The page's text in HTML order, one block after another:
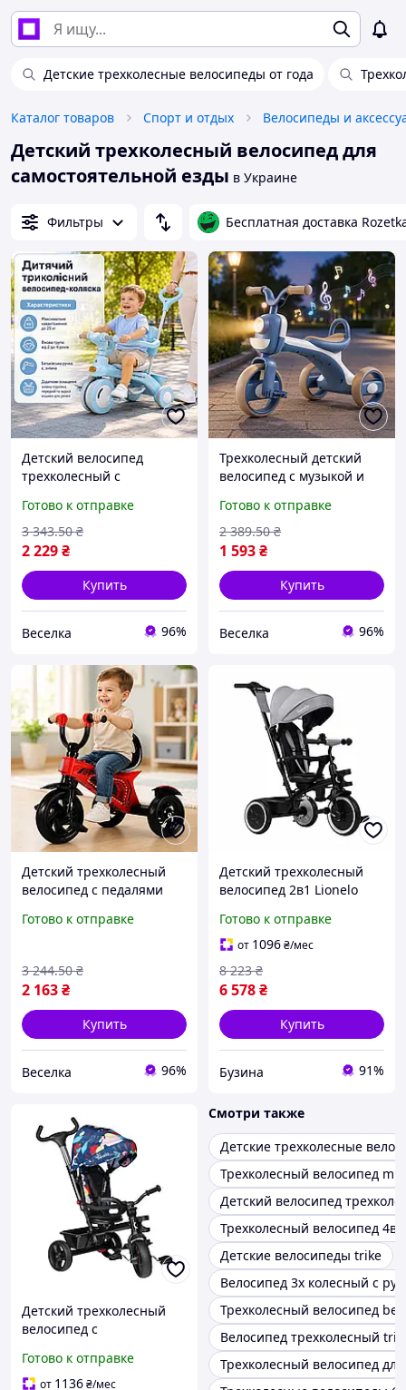
Детские трехколесные велосипеды от года
Каталог товаров Спорт и отдых Велосипеды и
Детский трехколесный велосипед для
самостоятельной езды в Украине
Фильтры Бесплатная доставка
Детский велосипед
трехколесный с
прогулок с ребенком 2-4
года Детский
трехколесный велосипед
для активных
Готово к отправке
2 229₴
3 343.50 ₴
Купить
Веселка 96%
Трехколесный детский
велосипед с музыкой и
устойчивый и
безопасный SPICY
Готово к отправке
1 593₴
2 389.50 ₴
Купить
Веселка 96%
Детский трехколесный
велосипед с педалями
яркими световыми
Готово к отправке
2 163₴
3 244.50 ₴
Купить
Веселка 96%
Детский трехколесный
велосипед 2в1 Lionelo
Готово к отправке
от 1096₴/мес
6 578₴
8 223 ₴
Купить
Бузина 91%
Детский трехколесный
велосипед с
Lionelo HAARI BLUE NAVY
Готово к отправке
от 1136₴/мес
Смотри также
Детские трехколесные
Трехколесный велосипед
Детский велосипед
Трехколесный велосипед 4в1
Детские велосипеды trike
Велосипед 3х колесный с
Трехколесный велосипед
Велосипед трехколесный
Трехколесный велосипед